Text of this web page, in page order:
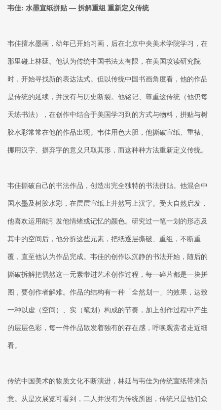
韦佳: 水墨宣纸拼贴 — 拆解重组 重新定义传统
韦佳擅水墨画，幼年已开始习画，后在北京中央美术学院学习，在
那里碰上林延。他认为传统中国书法太有限，在美国攻读研究院
时，开始寻找新的表达法式。但以传统中国书画角度看，他的作品
是传统的延续，并没有与历史断裂。他铭记、尊重这传统（他仍每
天练书法），在创作中结合于美国学习到的方式与物料，拼贴与树
胶水彩常常在他的作品出现。韦佳用色大胆，他撕破宣纸、重裱、
挪用汉字、摒弃字的意义只取其形，而这种种方法重新定义传统。
韦佳撕破自己的书法作品，创造出完全独特的书法拼贴。他混合中
国水墨及树胶水彩，在层层宣纸上井然写上汉字。受大自然启发，
他喜欢运用能引发他情绪或记忆的颜色。研究过一笔一划的形态及
其中的空间后，他分拆这些元素，把纸逐层撕破、重组，不断重
覆，直至他认为作品完成。韦佳的创作以沉静的书法开始，随后的
撕破拆解把偶然这一元素带进艺术创作过程，每一碎片都是一块拼
图，要创作者解难。作品的结构有一种「全然划一」的效果，达致
一种以虚（空间）、实（笔划）构成的节奏，加上创作过程中产生
的层层色彩，每一件作品散发着独有的存在感，呼唤观赏者走近细
看。
传统中国美术的物质文化不断演进，林延与韦佳为传统宣纸带来新
意。从是次展览可看到，二人并没有为传统所困，传统只是他们众